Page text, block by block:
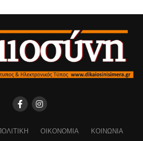
ΟΙΚΟΝΟΜΊΑ
ΚΟΙΝΩΝΊΑ